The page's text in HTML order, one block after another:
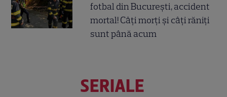
fotbal din București, accident
mortal! Câți morți și câți răniți
sunt până acum
SERIALE